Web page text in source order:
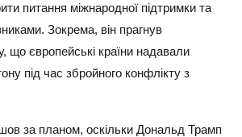
питання міжнародної підтримки та
Зокрема, він прагнув
що європейські країни надавали
під час збройного конфлікту з
за планом, оскільки Дональд Трамп